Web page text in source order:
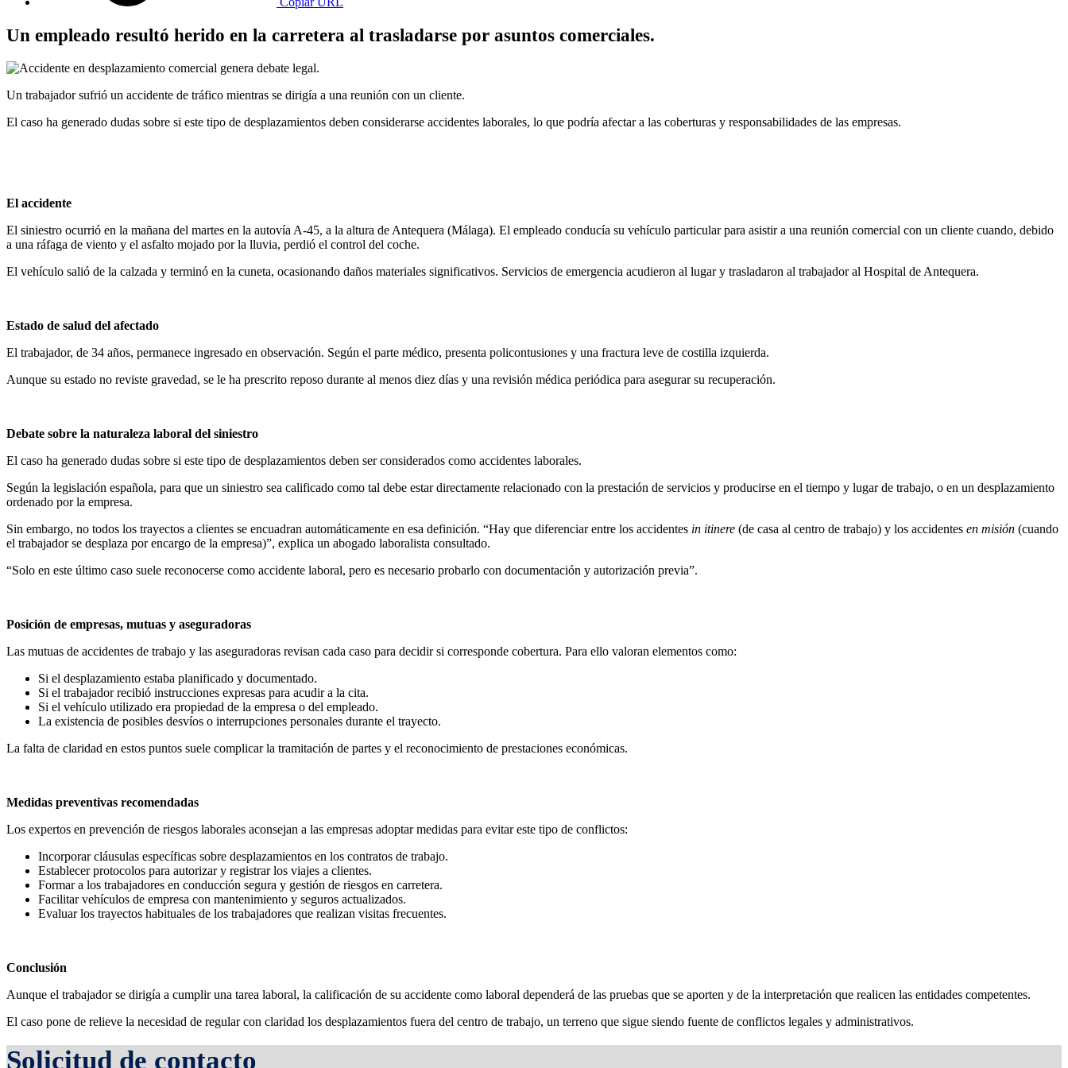
Un empleado resultó herido en la carretera al trasladarse por asuntos comerciales.
Un trabajador sufrió un accidente de tráfico mientras se dirigía a una reunión con un cliente.
El caso ha generado dudas sobre si este tipo de desplazamientos deben considerarse accidentes laborales, lo que podría afectar a las coberturas y responsabilidades de las empresas.
El accidente
El siniestro ocurrió en la mañana del martes en la autovía A-45, a la altura de Antequera (Málaga). El empleado conducía su vehículo particular para asistir a una reunión comercial con un cliente cuando, debido
a una ráfaga de viento y el asfalto mojado por la lluvia, perdió el control del coche.
El vehículo salió de la calzada y terminó en la cuneta, ocasionando daños materiales significativos. Servicios de emergencia acudieron al lugar y trasladaron al trabajador al Hospital de Antequera.
Estado de salud del afectado
El trabajador, de 34 años, permanece ingresado en observación. Según el parte médico, presenta policontusiones y una fractura leve de costilla izquierda.
Aunque su estado no reviste gravedad, se le ha prescrito reposo durante al menos diez días y una revisión médica periódica para asegurar su recuperación.
Debate sobre la naturaleza laboral del siniestro
El caso ha generado dudas sobre si este tipo de desplazamientos deben ser considerados como accidentes laborales.
Según la legislación española, para que un siniestro sea calificado como tal debe estar directamente relacionado con la prestación de servicios y producirse en el tiempo y lugar de trabajo, o en un desplazamiento
ordenado por la empresa.
Sin embargo, no todos los trayectos a clientes se encuadran automáticamente en esa definición. “Hay que diferenciar entre los accidentes in itinere (de casa al centro de trabajo) y los accidentes en misión (cuando
el trabajador se desplaza por encargo de la empresa)”, explica un abogado laboralista consultado.
“Solo en este último caso suele reconocerse como accidente laboral, pero es necesario probarlo con documentación y autorización previa”.
Posición de empresas, mutuas y aseguradoras
Las mutuas de accidentes de trabajo y las aseguradoras revisan cada caso para decidir si corresponde cobertura. Para ello valoran elementos como:
Si el desplazamiento estaba planificado y documentado.
Si el trabajador recibió instrucciones expresas para acudir a la cita.
Si el vehículo utilizado era propiedad de la empresa o del empleado.
La existencia de posibles desvíos o interrupciones personales durante el trayecto.
La falta de claridad en estos puntos suele complicar la tramitación de partes y el reconocimiento de prestaciones económicas.
Medidas preventivas recomendadas
Los expertos en prevención de riesgos laborales aconsejan a las empresas adoptar medidas para evitar este tipo de conflictos:
Incorporar cláusulas específicas sobre desplazamientos en los contratos de trabajo.
Establecer protocolos para autorizar y registrar los viajes a clientes.
Formar a los trabajadores en conducción segura y gestión de riesgos en carretera.
Facilitar vehículos de empresa con mantenimiento y seguros actualizados.
Evaluar los trayectos habituales de los trabajadores que realizan visitas frecuentes.
Conclusión
Aunque el trabajador se dirigía a cumplir una tarea laboral, la calificación de su accidente como laboral dependerá de las pruebas que se aporten y de la interpretación que realicen las entidades competentes.
El caso pone de relieve la necesidad de regular con claridad los desplazamientos fuera del centro de trabajo, un terreno que sigue siendo fuente de conflictos legales y administrativos.
Solicitud de contacto